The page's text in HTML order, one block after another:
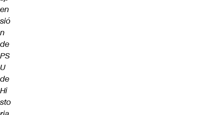
en
sió
n
de
PS
U
de
Hi
sto